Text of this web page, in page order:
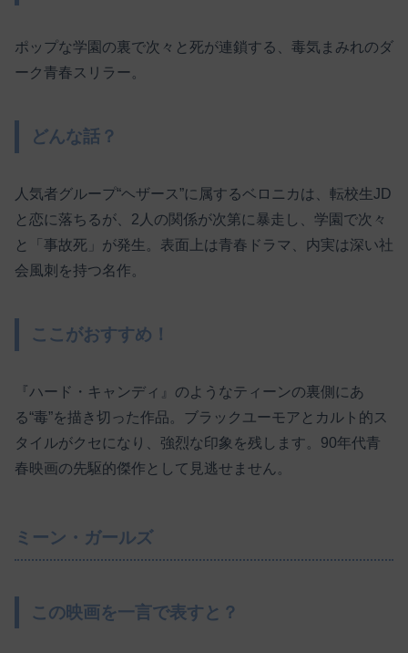
ポップな学園の裏で次々と死が連鎖する、毒気まみれのダ
ーク青春スリラー。
どんな話？
人気者グループ“ヘザース”に属するベロニカは、転校生JD
と恋に落ちるが、2人の関係が次第に暴走し、学園で次々
と「事故死」が発生。表面上は青春ドラマ、内実は深い社
会風刺を持つ名作。
ここがおすすめ！
『ハード・キャンディ』のようなティーンの裏側にあ
る“毒”を描き切った作品。ブラックユーモアとカルト的ス
タイルがクセになり、強烈な印象を残します。90年代青
春映画の先駆的傑作として見逃せません。
ミーン・ガールズ
この映画を一言で表すと？